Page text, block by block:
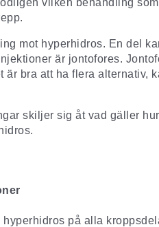
vilken behandling
mot hyperhidros. En del
är jontofores.
är bra att ha flera
skiljer sig åt vad gäller
hyperhidros på alla